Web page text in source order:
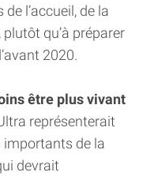
l’accueil, de la
qu’à préparer
2020.
être plus vivant
représenterait
importants de la
devrait